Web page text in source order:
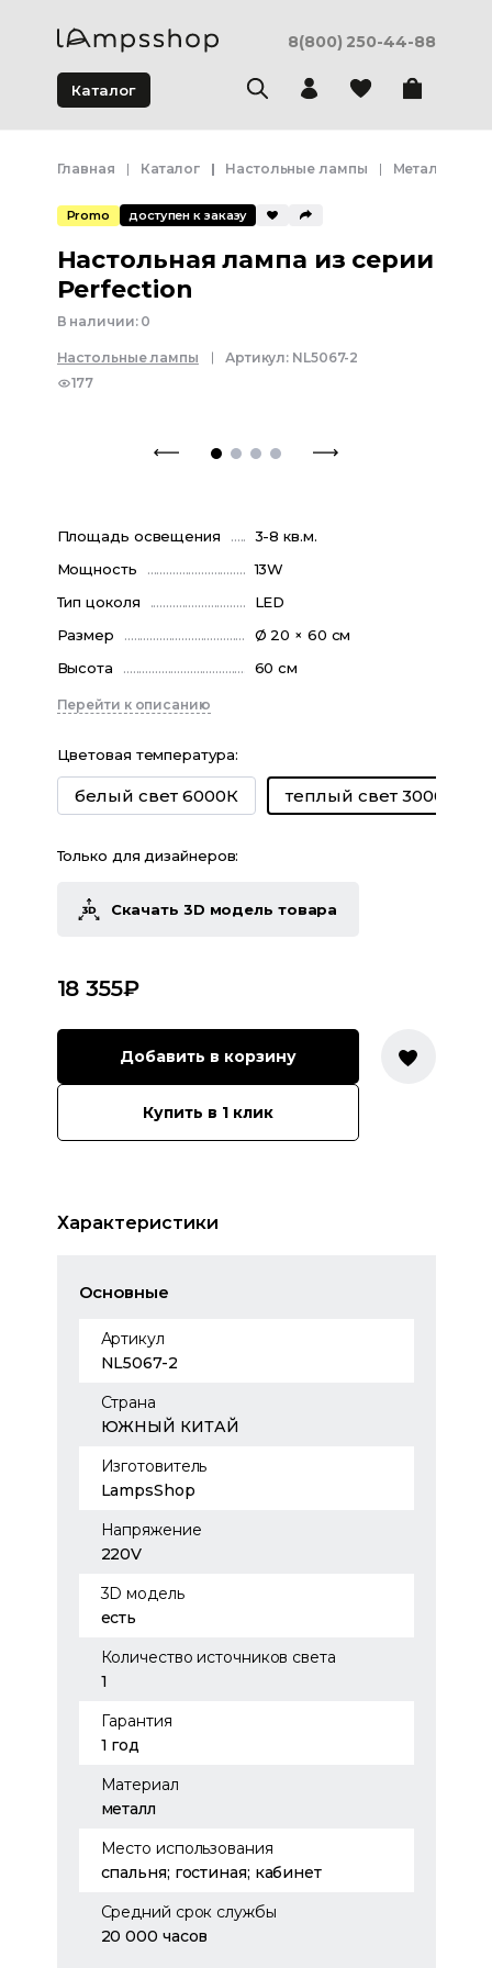
8(800) 250-44-88
Каталог
Главная Каталог Настольные лампы
Promo доступен к заказу
Настольная лампа из серии
Perfection
В наличии: 0
Настольные лампы Артикул: NL5067-2
177
Площадь освещения
3-8 кв.м.
Мощность
13W
Тип цоколя
LED
Размер
Ø 20 × 60 см
Высота
60 см
Перейти к описанию
Цветовая температура:
белый свет 6000К теплый свет 3000К
Только для дизайнеров:
Скачать 3D модель товара
18 355₽
Добавить в корзину
Купить в 1 клик
Характеристики
Основные
Артикул
NL5067-2
Страна
ЮЖНЫЙ КИТАЙ
Изготовитель
LampsShop
Напряжение
220V
3D модель
есть
Количество источников света
1
Гарантия
1 год
Материал
металл
Место использования
спальня; гостиная; кабинет
Средний срок службы
20 000 часов